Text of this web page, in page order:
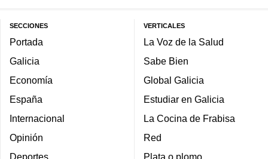
SECCIONES
Portada
Galicia
Economía
España
Internacional
Opinión
Deportes
VERTICALES
La Voz de la Salud
Sabe Bien
Global Galicia
Estudiar en Galicia
La Cocina de Frabisa
Red
Plata o plomo